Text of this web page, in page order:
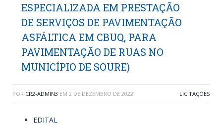
ESPECIALIZADA EM PRESTAÇÃO
DE SERVIÇOS DE PAVIMENTAÇÃO
ASFÁLTICA EM CBUQ, PARA
PAVIMENTAÇÃO DE RUAS NO
MUNICÍPIO DE SOURE)
POR CR2-ADMIN3 EM 2 DE DEZEMBRO DE 2022 LICITAÇÕES
EDITAL